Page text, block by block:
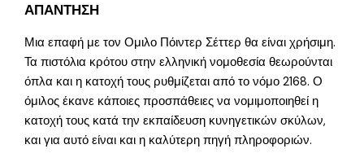
ΑΠΑΝΤΗΣΗ
Μια επαφή με τον Ομιλο Πόιντερ Σέττερ θα είναι χρήσιμη.
Τα πιστόλια κρότου στην ελληνική νομοθεσία θεωρούνται
όπλα και η κατοχή τους ρυθμίζεται από το νόμο 2168. Ο
όμιλος έκανε κάποιες προσπάθειες να νομιμοποιηθεί η
κατοχή τους κατά την εκπαίδευση κυνηγετικών σκύλων,
και για αυτό είναι και η καλύτερη πηγή πληροφοριών.